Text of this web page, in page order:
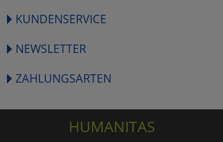
KUNDENSERVICE
NEWSLETTER
ZAHLUNGSARTEN
HUMANITAS